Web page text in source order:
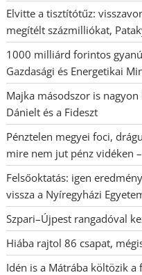
Elvitte a tisztítótűz:
megítélt százmilliókat,
1000 milliárd forintos
Gazdasági és Energetikai
Majka másodszor is
Dánielt és a Fideszt
Pénztelen megyei foci,
mire nem jut pénz vidéken
Felsőoktatás: igen
vissza a Nyíregyházi
Szpari–Újpest rangadóval
Hiába rajtol 86 csapat,
Idén is a Mátrába költözik a